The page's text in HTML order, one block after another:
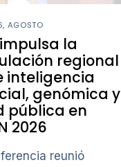
AGOSTO
impulsa la
regional
inteligencia
genómica y
pública en
2026
reunió